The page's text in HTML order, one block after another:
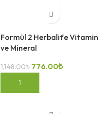
Formül 2 Herbalife Vitamin
ve Mineral
1,148.00₺ 776.00₺
SEPETE EKLE